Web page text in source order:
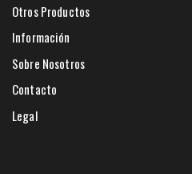
Otros Productos
Información
Sobre Nosotros
Contacto
Legal